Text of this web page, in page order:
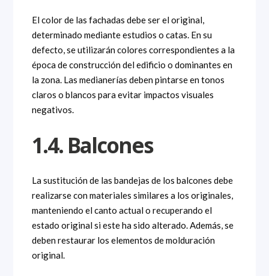
El color de las fachadas debe ser el original,
determinado mediante estudios o catas. En su
defecto, se utilizarán colores correspondientes a la
época de construcción del edificio o dominantes en
la zona. Las medianerías deben pintarse en tonos
claros o blancos para evitar impactos visuales
negativos.
1.4. Balcones
La sustitución de las bandejas de los balcones debe
realizarse con materiales similares a los originales,
manteniendo el canto actual o recuperando el
estado original si este ha sido alterado. Además, se
deben restaurar los elementos de molduración
original.